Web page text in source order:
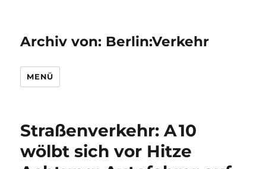
Archiv von: Berlin:Verkehr
MENÜ
Straßenverkehr: A 10
wölbt sich vor Hitze